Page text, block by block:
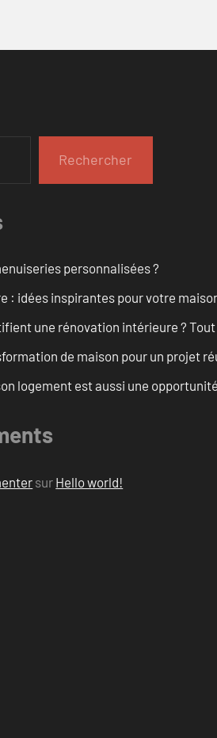
Rechercher
personnalisées ?
: idées inspirantes pour votre
une rénovation intérieure ?
de maison pour un projet
logement est aussi une
sur Hello world!